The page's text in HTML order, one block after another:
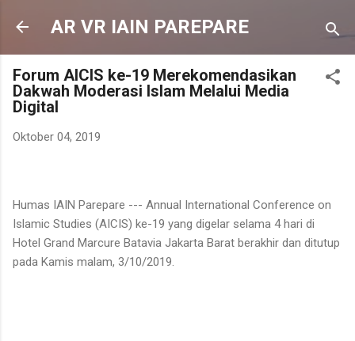
Langsung ke konten utama
AR VR IAIN PAREPARE
Forum AICIS ke-19 Merekomendasikan
Dakwah Moderasi Islam Melalui Media
Digital
Oktober 04, 2019
Humas IAIN Parepare --- Annual International Conference on
Islamic Studies (AICIS) ke-19 yang digelar selama 4 hari di
Hotel Grand Marcure Batavia Jakarta Barat berakhir dan ditutup
pada Kamis malam, 3/10/2019.